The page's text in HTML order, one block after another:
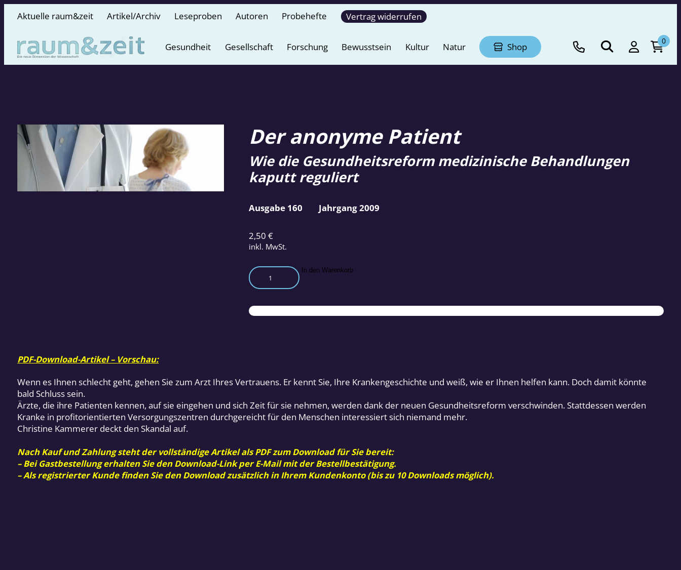
Aktuelle raum&zeit Artikel/Archiv Leseproben Autoren Probehefte Vertrag widerrufen
Gesundheit Gesellschaft Forschung Bewusstsein Kultur Natur Shop
0
Der anonyme Patient
2,50 €
inkl. MwSt.
Wie die Gesundheitsreform medizinische Behandlungen
kaputt reguliert
Der
anonyme
Menge
In den Warenkorb
Ausgabe 160 Jahrgang 2009
PDF-Download-Artikel – Vorschau:
Wenn es Ihnen schlecht geht, gehen Sie zum Arzt Ihres Vertrauens. Er kennt Sie, Ihre Krankengeschichte und weiß, wie er Ihnen helfen kann. Doch damit könnte
bald Schluss sein.
Ärzte, die ihre Patienten kennen, auf sie eingehen und sich Zeit für sie nehmen, werden dank der neuen Gesundheitsreform verschwinden. Stattdessen werden
Kranke in profitorientierten Versorgungszentren durchgereicht für den Menschen interessiert sich niemand mehr.
Christine Kammerer deckt den Skandal auf.
Nach Kauf und Zahlung steht der vollständige Artikel als PDF zum Download für Sie bereit:
– Bei Gastbestellung erhalten Sie den Download-Link per E-Mail mit der Bestellbestätigung.
– Als registrierter Kunde finden Sie den Download zusätzlich in Ihrem Kundenkonto (bis zu 10 Downloads möglich).